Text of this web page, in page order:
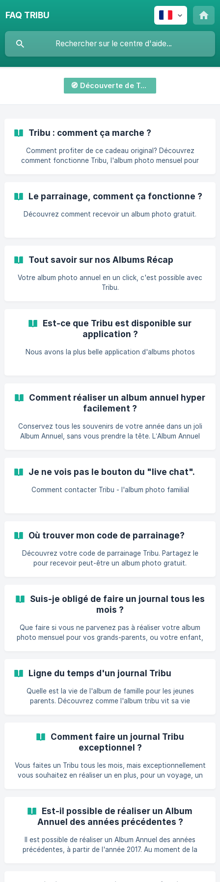
FAQ TRIBU
🧭 Découverte de Tribu
Tribu : comment ça marche ?
Comment profiter de ce cadeau original? Découvrez
comment fonctionne Tribu, l'album photo mensuel pour
Le parrainage, comment ça fonctionne ?
Découvrez comment recevoir un album photo gratuit.
Tout savoir sur nos Albums Récap
Votre album photo annuel en un click, c'est possible avec
Tribu.
Est-ce que Tribu est disponible sur
application ?
Nous avons la plus belle application d'albums photos
Comment réaliser un album annuel hyper
facilement ?
Conservez tous les souvenirs de votre année dans un joli
Album Annuel, sans vous prendre la tête. L’Album Annuel
prêt à être feuilleté et partagé ! 1. Créer votre compte Tribu
(ou une nouvelle Tribu si vous êtes déjà client Tribu) =>[
Je ne vois pas le bouton du "live chat".
Comment contacter Tribu - l'album photo familial
Où trouver mon code de parrainage?
Découvrez votre code de parrainage Tribu. Partagez le
pour recevoir peut-être un album photo gratuit.
Suis-je obligé de faire un journal tous les
mois ?
Que faire si vous ne parvenez pas à réaliser votre album
photo mensuel pour vos grands-parents, ou votre enfant,
Ligne du temps d'un journal Tribu
Quelle est la vie de l'album de famille pour les jeunes
parents. Découvrez comme l'album tribu vit sa vie
Comment faire un journal Tribu
exceptionnel ?
Vous faites un Tribu tous les mois, mais exceptionnellement
vous souhaitez en réaliser un en plus, pour un voyage, un
les personnes qui contribueront à ce journal exceptionnel
seront les mêmes que celles de votre Tribu actuelle ? Est-
votre [album Récapitulatif
Est-il possible de réaliser un Album
Annuel des années précédentes ?
Il est possible de réaliser un Album Annuel des années
précédentes, à partir de l'année 2017. Au moment de la